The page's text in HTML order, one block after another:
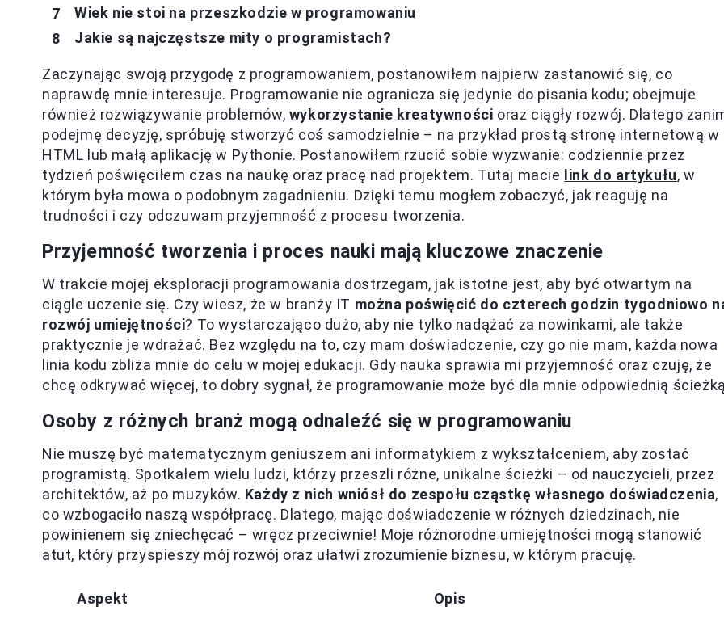
Wiek nie stoi na przeszkodzie w programowaniu
Jakie są najczęstsze mity o programistach?
Zaczynając swoją przygodę z programowaniem, postanowiłem najpierw zastanowić się, co
naprawdę mnie interesuje. Programowanie nie ogranicza się jedynie do pisania kodu; obejmuje
również rozwiązywanie problemów, wykorzystanie kreatywności oraz ciągły rozwój. Dlatego
podejmę decyzję, spróbuję stworzyć coś samodzielnie – na przykład prostą stronę internetową w
HTML lub małą aplikację w Pythonie. Postanowiłem rzucić sobie wyzwanie: codziennie przez
tydzień poświęciłem czas na naukę oraz pracę nad projektem. Tutaj macie
link do artykułu, w
którym była mowa o podobnym zagadnieniu. Dzięki temu mogłem zobaczyć, jak reaguję na
trudności i czy odczuwam przyjemność z procesu tworzenia.
Przyjemność tworzenia i proces nauki mają kluczowe znaczenie
W trakcie mojej eksploracji programowania dostrzegam, jak istotne jest, aby być otwartym na
ciągle uczenie się. Czy wiesz, że w branży IT można poświęcić do czterech godzin tygodniowo
rozwój umiejętności? To wystarczająco dużo, aby nie tylko nadążać za nowinkami, ale także
praktycznie je wdrażać. Bez względu na to, czy mam doświadczenie, czy go nie mam, każda nowa
linia kodu zbliża mnie do celu w mojej edukacji. Gdy nauka sprawia mi przyjemność oraz czuję, że
chcę odkrywać więcej, to dobry sygnał, że programowanie może być dla mnie odpowiednią
Osoby z różnych branż mogą odnaleźć się w programowaniu
Nie muszę być matematycznym geniuszem ani informatykiem z wykształceniem, aby zostać
programistą. Spotkałem wielu ludzi, którzy przeszli różne, unikalne ścieżki – od nauczycieli, przez
architektów, aż po muzyków. Każdy z nich wniósł do zespołu cząstkę własnego doświadczenia,
co wzbogaciło naszą współpracę. Dlatego, mając doświadczenie w różnych dziedzinach, nie
powinienem się zniechęcać – wręcz przeciwnie! Moje różnorodne umiejętności mogą stanowić
atut, który przyspieszy mój rozwój oraz ułatwi zrozumienie biznesu, w którym pracuję.
Aspekt Opis